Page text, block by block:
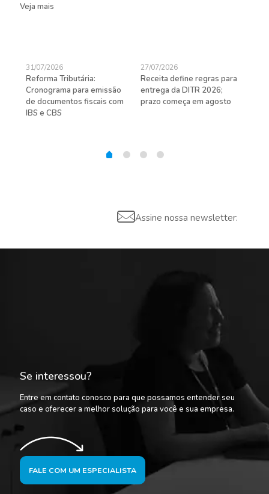
Veja mais
31/07/2026
Reforma Tributária:
Cronograma para emissão
de documentos fiscais com
IBS e CBS
27/07/2026
Receita define regras para
entrega da DITR 2026;
prazo começa em agosto
Assine nossa newsletter:
Se interessou?
Entre em contato conosco para que possamos entender seu
caso e oferecer a melhor solução para você e sua empresa.
FALE COM UM ESPECIALISTA